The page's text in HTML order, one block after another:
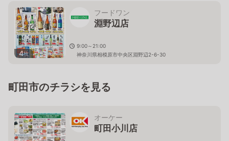
4枚
フードワン
淵野辺店
9:00～21:00
神奈川県相模原市中央区淵野辺2-6-30
町田市のチラシを見る
オーケー
町田小川店